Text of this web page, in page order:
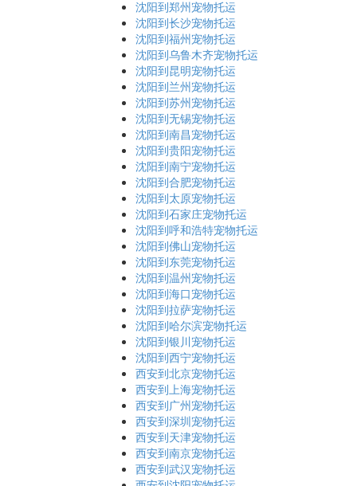
沈阳到郑州宠物托运
沈阳到长沙宠物托运
沈阳到福州宠物托运
沈阳到乌鲁木齐宠物托运
沈阳到昆明宠物托运
沈阳到兰州宠物托运
沈阳到苏州宠物托运
沈阳到无锡宠物托运
沈阳到南昌宠物托运
沈阳到贵阳宠物托运
沈阳到南宁宠物托运
沈阳到合肥宠物托运
沈阳到太原宠物托运
沈阳到石家庄宠物托运
沈阳到呼和浩特宠物托运
沈阳到佛山宠物托运
沈阳到东莞宠物托运
沈阳到温州宠物托运
沈阳到海口宠物托运
沈阳到拉萨宠物托运
沈阳到哈尔滨宠物托运
沈阳到银川宠物托运
沈阳到西宁宠物托运
西安到北京宠物托运
西安到上海宠物托运
西安到广州宠物托运
西安到深圳宠物托运
西安到天津宠物托运
西安到南京宠物托运
西安到武汉宠物托运